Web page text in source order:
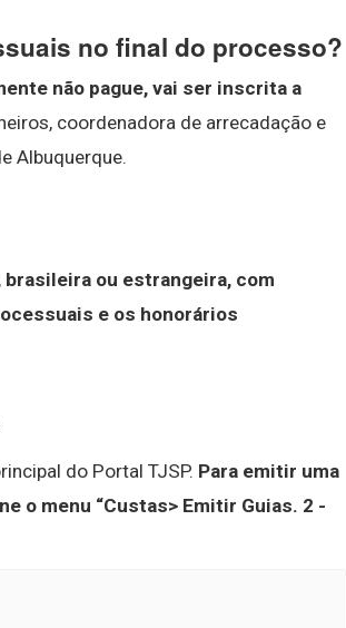
no final do processo?
não pague, vai ser inscrita a
coordenadora de arrecadação e
Albuquerque.
ou estrangeira, com
e os honorários
do Portal TJSP. Para emitir uma
o menu “Custas> Emitir Guias. 2 -